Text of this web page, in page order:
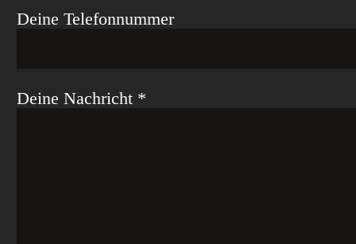
Deine Telefonnummer
Deine Nachricht *